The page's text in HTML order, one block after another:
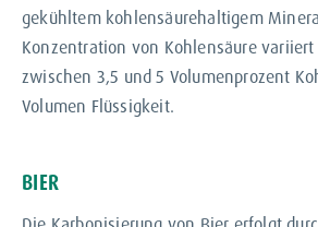
gekühltem kohlensäurehaltigem
Konzentration von Kohlensäure
zwischen 3,5 und 5 Volumenprozent
Volumen Flüssigkeit.
BIER